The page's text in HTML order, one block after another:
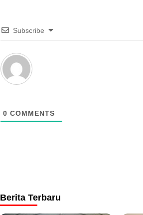
Subscribe
0 COMMENTS
Berita Terbaru